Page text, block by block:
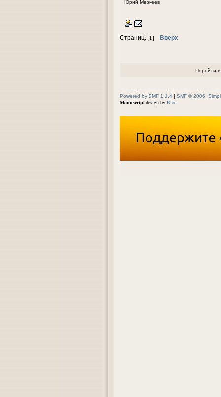
Юрий Меркеев
Страниц: [1] Вверх
Перейти в:
Powered by SMF 1.1.4 | SMF © 2006,
Manuscript design by Bloc